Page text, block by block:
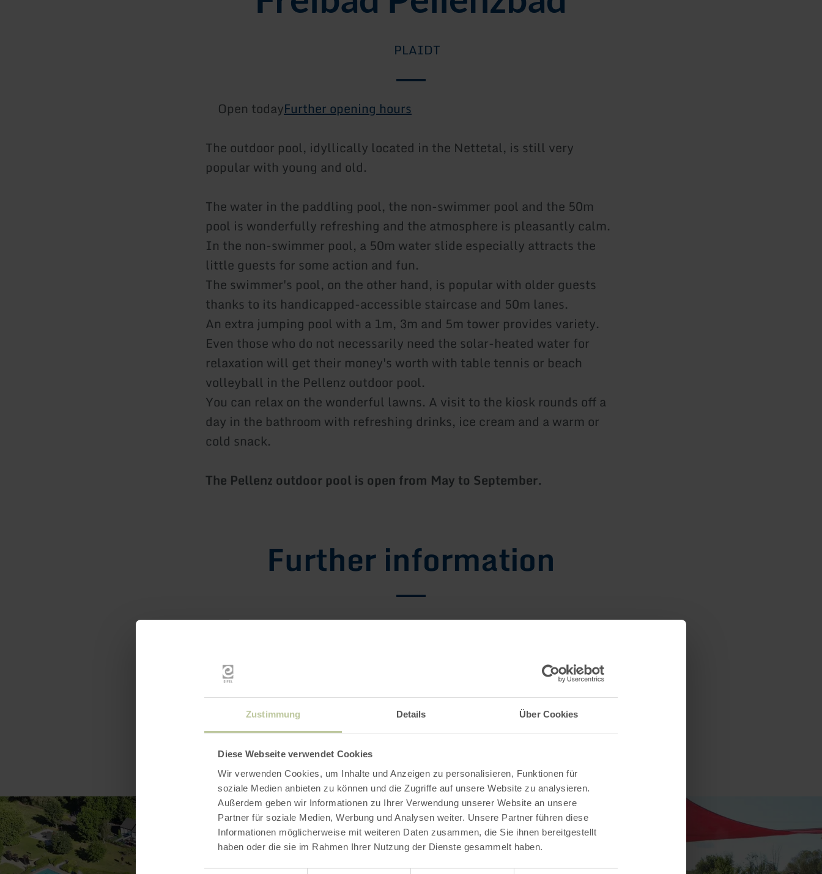
Zustimmung Details Über Cookies
Diese Webseite verwendet Cookies
Wir verwenden Cookies, um Inhalte und Anzeigen zu personalisieren, Funktionen für
soziale Medien anbieten zu können und die Zugriffe auf unsere Website zu analysieren.
Außerdem geben wir Informationen zu Ihrer Verwendung unserer Website an unsere
Partner für soziale Medien, Werbung und Analysen weiter. Unsere Partner führen diese
Informationen möglicherweise mit weiteren Daten zusammen, die Sie ihnen bereitgestellt
haben oder die sie im Rahmen Ihrer Nutzung der Dienste gesammelt haben.
PLAIDT
Open todayFurther opening hours
The outdoor pool, idyllically located in the Nettetal, is still very
popular with young and old.
The water in the paddling pool, the non-swimmer pool and the 50m
pool is wonderfully refreshing and the atmosphere is pleasantly calm.
In the non-swimmer pool, a 50m water slide especially attracts the
little guests for some action and fun.
The swimmer's pool, on the other hand, is popular with older guests
thanks to its handicapped-accessible staircase and 50m lanes.
An extra jumping pool with a 1m, 3m and 5m tower provides variety.
Even those who do not necessarily need the solar-heated water for
relaxation will get their money's worth with table tennis or beach
volleyball in the Pellenz outdoor pool.
You can relax on the wonderful lawns. A visit to the kiosk rounds off a
day in the bathroom with refreshing drinks, ice cream and a warm or
cold snack.
The Pellenz outdoor pool is open from May to September.
Further information
Impressions